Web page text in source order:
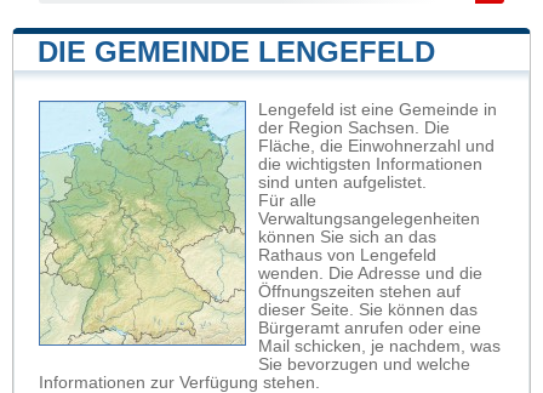
DIE GEMEINDE LENGEFELD
Lengefeld ist eine Gemeinde in
der Region Sachsen. Die
Fläche, die Einwohnerzahl und
die wichtigsten Informationen
sind unten aufgelistet.
Für alle
Verwaltungsangelegenheiten
können Sie sich an das
Rathaus von Lengefeld
wenden. Die Adresse und die
Öffnungszeiten stehen auf
dieser Seite. Sie können das
Bürgeramt anrufen oder eine
Mail schicken, je nachdem, was
Sie bevorzugen und welche
Informationen zur Verfügung stehen.